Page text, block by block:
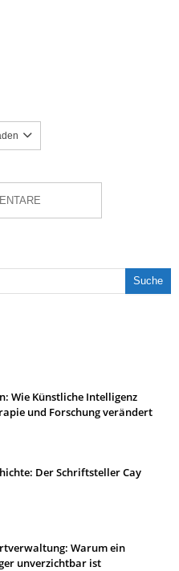
Wie Künstliche Intelligenz
und Forschung verändert
Der Schriftsteller Cay
Warum ein
unverzichtbar ist